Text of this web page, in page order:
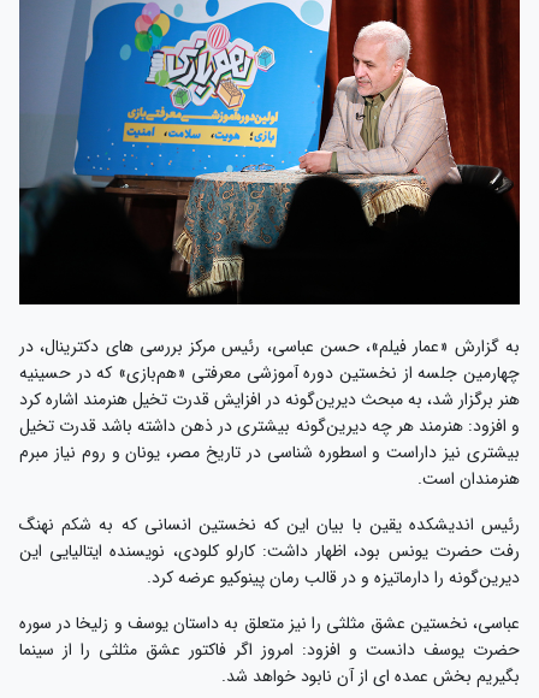
به گزارش «عمار فیلم»، حسن عباسی، رئیس مرکز بررسی های دکترینال، در
چهارمین جلسه از نخستین دوره آموزشی معرفتی «هم‌بازی» که در حسینیه
هنر برگزار شد، به مبحث دیرین‌گونه در افزایش قدرت تخیل هنرمند اشاره کرد
و افزود: هنرمند هر چه دیرین‌گونه بیشتری در ذهن داشته باشد قدرت تخیل
بیشتری نیز داراست و اسطوره شناسی در تاریخ مصر، یونان و روم نیاز مبرم
هنرمندان است.
رئیس اندیشکده یقین با بیان این که نخستین انسانی که به شکم نهنگ
رفت حضرت یونس بود، اظهار داشت: کارلو کلودی، نویسنده ایتالیایی این
دیرین‌گونه را دارماتیزه و در قالب رمان پینوکیو عرضه کرد.
عباسی، نخستین عشق مثلثی را نیز متعلق به داستان یوسف و زلیخا در سوره
حضرت یوسف دانست و افزود: امروز اگر فاکتور عشق مثلثی را از سینما
بگیریم بخش عمده ای از آن نابود خواهد شد.